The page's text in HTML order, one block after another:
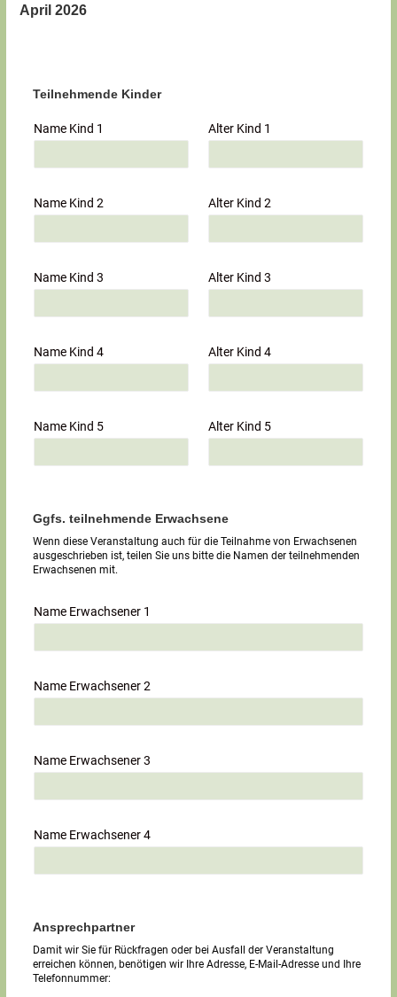
April 2026
Teilnehmende Kinder
Name Kind 1 Alter Kind 1
Name Kind 2 Alter Kind 2
Name Kind 3 Alter Kind 3
Name Kind 4 Alter Kind 4
Name Kind 5 Alter Kind 5
Ggfs. teilnehmende Erwachsene
Wenn diese Veranstaltung auch für die Teilnahme von Erwachsenen
ausgeschrieben ist, teilen Sie uns bitte die Namen der teilnehmenden
Erwachsenen mit.
Name Erwachsener 1
Name Erwachsener 2
Name Erwachsener 3
Name Erwachsener 4
Ansprechpartner
Damit wir Sie für Rückfragen oder bei Ausfall der Veranstaltung
erreichen können, benötigen wir Ihre Adresse, E-Mail-Adresse und Ihre
Telefonnummer: